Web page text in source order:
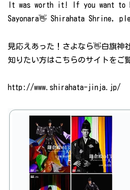
It was worth it! If you want to
Sayonara👋 Shirahata Shrine,
見応えあった！さよなら👋白旗神
知りたい方はこちらのサイトをご
http://www.shirahata-jinja.jp/